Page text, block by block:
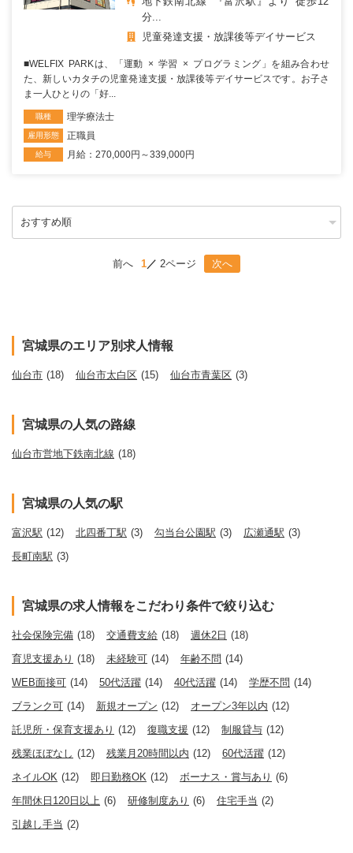
分...
児童発達支援・放課後等デイサービス
■WELFIX PARKは、「運動 × 学習 × プログラミング」を組み合わせ
た、新しいカタチの児童発達支援・放課後等デイサービスです。お子さ
ま一人ひとりの「好...
職種 理学療法士
雇用形態 正職員
給与 月給：270,000円～339,000円
前へ 1 2ページ 次へ
宮城県のエリア別求人情報
仙台市 (18) 仙台市太白区 (15) 仙台市青葉区 (3)
宮城県の人気の路線
仙台市営地下鉄南北線 (18)
宮城県の人気の駅
富沢駅 (12) 北四番丁駅 (3) 勾当台公園駅 (3) 広瀬通駅 (3)
長町南駅 (3)
宮城県の求人情報をこだわり条件で絞り込む
社会保険完備 (18) 交通費支給 (18) 週休2日 (18)
育児支援あり (18) 未経験可 (14) 年齢不問 (14)
WEB面接可 (14) 50代活躍 (14) 40代活躍 (14) 学歴不問 (14)
ブランク可 (14) 新規オープン (12) オープン3年以内 (12)
託児所・保育支援あり (12) 復職支援 (12) 制服貸与 (12)
残業ほぼなし (12) 残業月20時間以内 (12) 60代活躍 (12)
ネイルOK (12) 即日勤務OK (12) ボーナス・賞与あり (6)
年間休日120日以上 (6) 研修制度あり (6) 住宅手当 (2)
引越し手当 (2)